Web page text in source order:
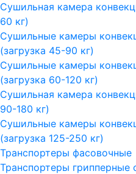
Сушильная камера
60 кг)
Сушильные камеры
(загрузка 45-90 кг)
Сушильные камеры
(загрузка 60-120 кг)
Сушильная камера
90-180 кг)
Сушильные камеры
(загрузка 125-250 кг)
Транспортеры фасовочные
Транспортеры грипперные